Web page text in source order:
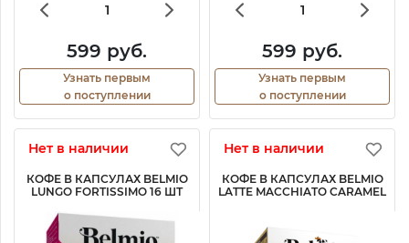
599 руб.
Узнать первым
о поступлении
599 руб.
Узнать первым
о поступлении
Нет в наличии
КОФЕ В КАПСУЛАХ BELMIO
LUNGO FORTISSIMO 16 ШТ
Нет в наличии
КОФЕ В КАПСУЛАХ BELMIO
LATTE MACCHIATO CARAMEL